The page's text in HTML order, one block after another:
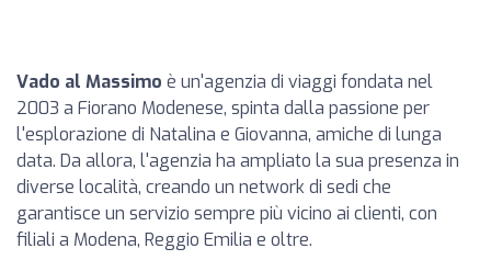
Vado al Massimo è un'agenzia di viaggi fondata nel
2003 a Fiorano Modenese, spinta dalla passione per
l'esplorazione di Natalina e Giovanna, amiche di lunga
data. Da allora, l'agenzia ha ampliato la sua presenza in
diverse località, creando un network di sedi che
garantisce un servizio sempre più vicino ai clienti, con
filiali a Modena, Reggio Emilia e oltre.